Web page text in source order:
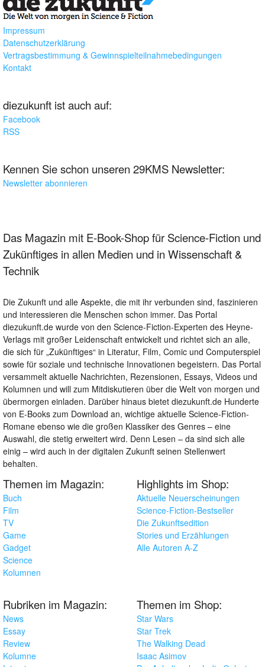
Impressum
Datenschutzerklärung
Vertragsbestimmung & Gewinnspielteilnahmebedingungen
Kontakt
diezukunft ist auch auf:
Facebook
RSS
Kennen Sie schon unseren 29KMS Newsletter:
Newsletter abonnieren
Das Magazin mit E-Book-Shop für Science-Fiction und
Zukünftiges in allen Medien und in Wissenschaft &
Technik
Die Zukunft und alle Aspekte, die mit ihr verbunden sind, faszinieren
und interessieren die Menschen schon immer. Das Portal
diezukunft.de wurde von den Science-Fiction-Experten des Heyne-
Verlags mit großer Leidenschaft entwickelt und richtet sich an alle,
die sich für „Zukünftiges“ in Literatur, Film, Comic und Computerspiel
sowie für soziale und technische Innovationen begeistern. Das Portal
versammelt aktuelle Nachrichten, Rezensionen, Essays, Videos und
Kolumnen und will zum Mitdiskutieren über die Welt von morgen und
übermorgen einladen. Darüber hinaus bietet diezukunft.de Hunderte
von E-Books zum Download an, wichtige aktuelle Science-Fiction-
Romane ebenso wie die großen Klassiker des Genres – eine
Auswahl, die stetig erweitert wird. Denn Lesen – da sind sich alle
einig – wird auch in der digitalen Zukunft seinen Stellenwert
behalten.
Themen im Magazin:
Buch
Film
TV
Game
Gadget
Science
Kolumnen
Highlights im Shop:
Aktuelle Neuerscheinungen
Science-Fiction-Bestseller
Die Zukunftsedition
Stories und Erzählungen
Alle Autoren A-Z
Rubriken im Magazin:
News
Essay
Review
Kolumne
Themen im Shop:
Star Wars
Star Trek
The Walking Dead
Isaac Asimov